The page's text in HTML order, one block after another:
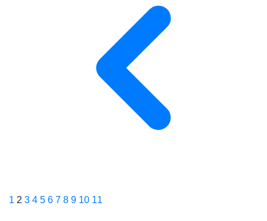
1 2 3 4 5 6 7 8 9 10 11